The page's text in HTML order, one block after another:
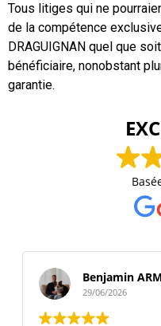
Tous litiges qui ne
de la compétence
DRAGUIGNAN quel que
bénéficiaire, nonobstant
garantie.
Benjamin
29/06/2026